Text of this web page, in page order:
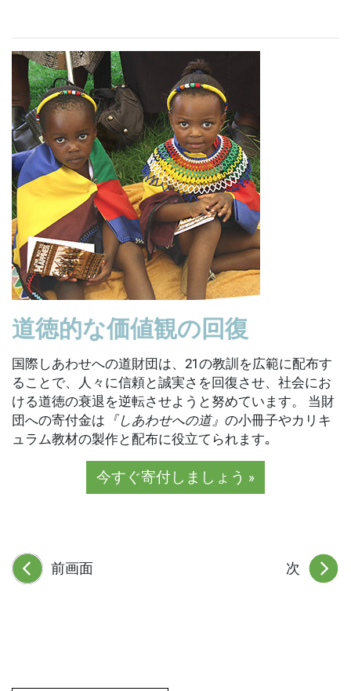
道徳的な価値観の回復
国際しあわせへの道財団は、21の教訓を広範に配布す
ることで、人々に信頼と誠実さを回復させ、社会にお
ける道徳の衰退を逆転させようと努めています。 当財
団への寄付金は 『しあわせへの道』 の小冊子やカリキ
ュラム教材の製作と配布に役立てられます｡
今すぐ寄付しましょう »
前画面 次